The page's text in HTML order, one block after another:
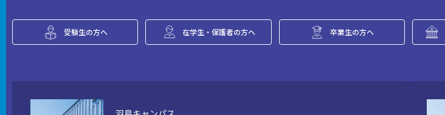
受験生の方へ 在学生・保護者の方へ 卒業生の方へ